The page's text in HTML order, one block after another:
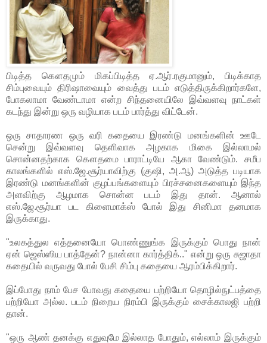
பிடித்த கௌதமும் மிகப்பிடித்த ஏ.ஆர்.ரகுமானும், பிடிக்காத
சிம்புவையும் திரிஷாவையும் வைத்து படம் எடுத்திருக்கிறார்களே,
போகலாமா வேண்டாமா என்ற சிந்தனையிலே இவ்வளவு நாட்கள்
கடந்து இன்று ஒரு வழியாக படம் பார்த்து விட்டேன்.
ஒரு சாதாரண ஒரு வரி கதையை இரண்டு மனங்களின் ஊடே
சென்று இவ்வளவு தெளிவாக அழகாக மிகை இல்லாமல்
சொன்னதற்காக கௌதமை பாராட்டியே ஆகா வேண்டும். சமீப
காலங்களில் எஸ்.ஜே.சூர்யாவிற்கு (குஷி, அ.ஆ) அடுத்த படியாக
இரண்டு மனங்களின் குழப்பங்களையும் பிரச்சனைகளையும் இந்த
அளவிற்கு ஆழமாக சொன்ன படம் இது தான். ஆனால்
எஸ்.ஜே.சூர்யா பட கிளைமாக்ஸ் போல் இது சினிமா தனமாக
இருக்காது.
"உலகத்துல எத்தனையோ பொண்ணுங்க இருக்கும் பொது நான்
ஏன் ஜெஸ்ஸிய பாத்தேன்? நான்னா கார்த்திக்.." என்று ஒரு சுஜாதா
கதையில் வருவது போல் பேசி சிம்பு கதையை ஆரம்பிக்கிறார்.
இப்போது நாம் பேச போவது கதையை பற்றியோ தொழில்நுட்பத்தை
பற்றியோ அல்ல. படம் நிறைய நிரம்பி இருக்கும் சைக்காலஜி பற்றி
தான்.
"ஒரு ஆண் தனக்கு எதுவுமே இல்லாத போதும், எல்லாம் இருக்கும்